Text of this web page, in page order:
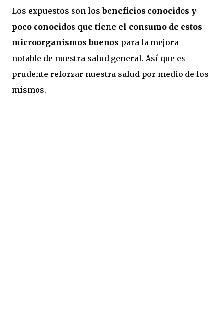
Los expuestos son losbeneficios conocidos y
poco conocidos que tiene el consumo de estos
microorganismos buenos para la mejora
notable de nuestra salud general. Así que es
prudente reforzar nuestra salud por medio de los
mismos.